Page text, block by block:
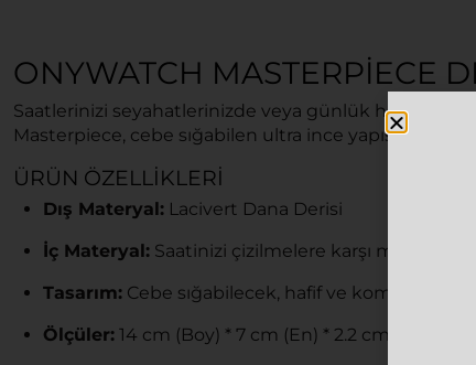
ONYWATCH MASTERPIECE
Saatlerinizi seyahatlerinizde veya günlük
Masterpiece, cebe sığabilen ultra ince yapısı ve
ÜRÜN ÖZELLIKLERI
Dış Materyal: Lacivert Dana Derisi
İç Materyal: Saatinizi çizilmelere karşı
Tasarım: Cebe sığabilecek, hafif ve kompakt yapı
Ölçüler: 14 cm (Boy) * 7 cm (En) * 2.2 cm